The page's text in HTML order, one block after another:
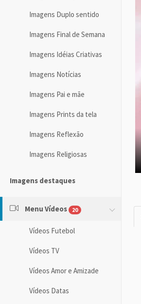
Imagens Duplo sentido
Imagens Final de Semana
Imagens Idéias Criativas
Imagens Notícias
Imagens Pai e mãe
Imagens Prints da tela
Imagens Reflexão
Imagens Religiosas
Imagens destaques
Menu Vídeos 20
Vídeos Futebol
Vídeos TV
Vídeos Amor e Amizade
Vídeos Datas